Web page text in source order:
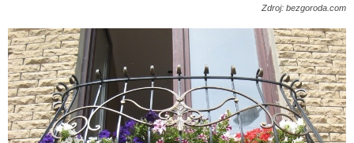
Zdroj: bezgoroda.com